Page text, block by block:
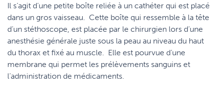
Il s’agit d’une petite boîte reliée à un cathéter qui est placé
dans un gros vaisseau. Cette boîte qui ressemble à la tête
d’un stéthoscope, est placée par le chirurgien lors d’une
anesthésie générale juste sous la peau au niveau du haut
du thorax et fixé au muscle. Elle est pourvue d’une
membrane qui permet les prélèvements sanguins et
l’administration de médicaments.